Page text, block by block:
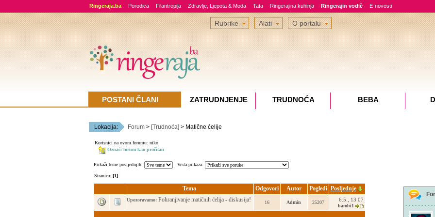
Ringeraja.ba Porodica Filantropija Zdravlje, Ljepota & Moda Tata Ringerajina kuhinja Ringerajin vodič E-novosti
Lokacija: Forum> [Trudnoća] > Matične ćelije
Korisnici na ovom forumu: niko
Označi forum kao pročitan
Prikaži teme posljednjih: Vrsta prikaza:
Stranica: [1]
Tema Odgovori Autor Pogledi Posljednje
Upozoravamo: Pohranjivanje matičnih ćelija - diskusija! 16 Admin 25207 6.5., 13.07
bambi1
Rubrike Alati O portalu
POSTANI ČLAN! ZATRUDNJENJE TRUDNOĆA BEBA